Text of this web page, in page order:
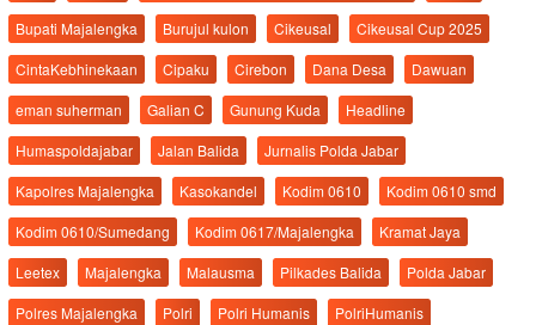
Bupati Majalengka
Burujul kulon Cikeusal
Cikeusal Cup 2025
CintaKebhinekaan
Cipaku Cirebon Dana Desa
Dawuan
eman suherman
Galian C Gunung Kuda
Headline
Humaspoldajabar
Jalan Balida
Jurnalis Polda Jabar
Kapolres Majalengka
Kasokandel Kodim 0610
Kodim 0610 smd
Kodim 0610/Sumedang
Kodim 0617/Majalengka
Kramat Jaya
Leetex
Majalengka Malausma Pilkades Balida
Polda Jabar
Polres Majalengka
Polri Polri Humanis
PolriHumanis